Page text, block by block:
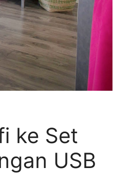
ke Set
USB